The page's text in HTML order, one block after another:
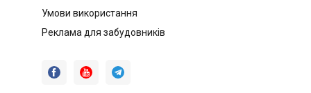
Умови використання
Реклама для забудовників
  